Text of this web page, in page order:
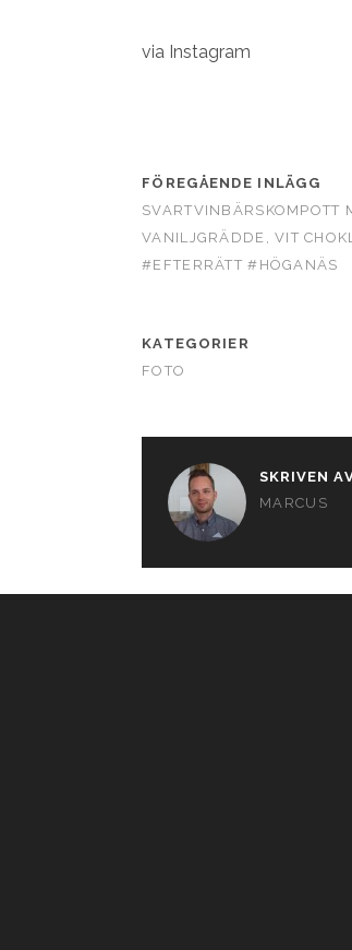
via Instagram
FÖREGÅENDE INLÄGG
SVARTVINBÄRSKOMPOTT
VANILJGRÄDDE, VIT
#EFTERRÄTT #HÖGANÄS
KATEGORIER
FOTO
SKRIVEN
MARCUS